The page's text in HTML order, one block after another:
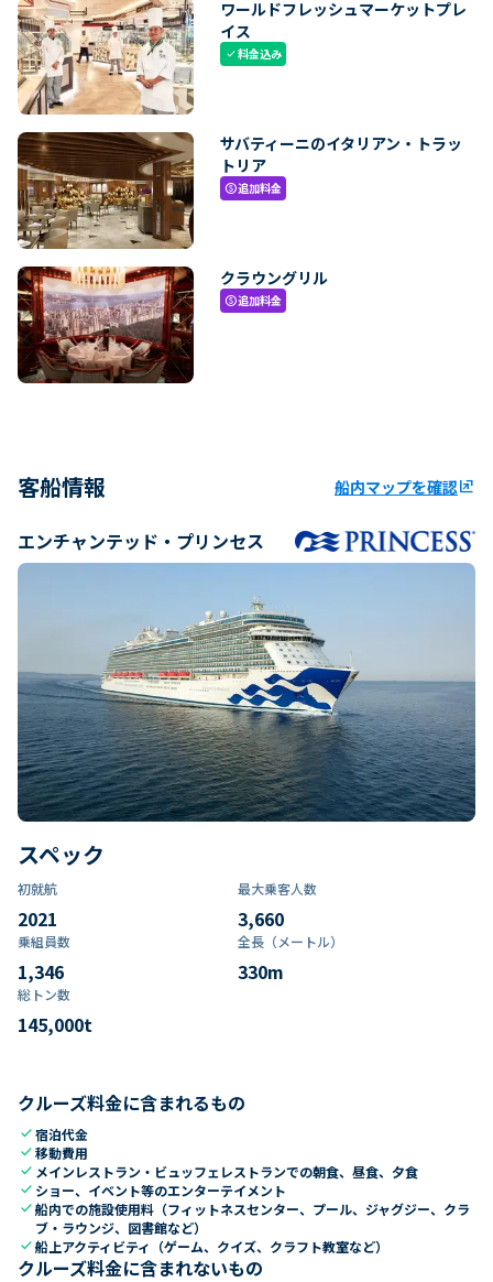
ワールドフレッシュマーケットプレ
イス
check料金込み
サバティーニのイタリアン・トラッ
トリア
paid追加料金
クラウングリル
paid追加料金
客船情報 船内マップを確認ungroup
エンチャンテッド・プリンセス
スペック
初就航
2021
最大乗客人数
3,660
乗組員数​
1,346
全長（メートル）
330m
総トン数​
145,000t
クルーズ料金に含まれるもの
check宿泊代金
check移動費用
check メインレストラン・ビュッフェレストランでの朝食、昼食、夕食
check ショー、イベント等のエンターテイメント
check船内での施設使用料（フィットネスセンター、プール、ジャグジー、クラ
ブ・ラウンジ、図書館など）
check船上アクティビティ（ゲーム、クイズ、クラフト教室など）
クルーズ料金に含まれないもの